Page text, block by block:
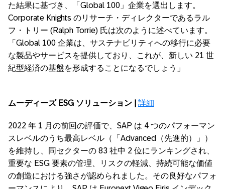
た結果に基づき、「Global 100」企業を選出します。
Corporate Knights のリサーチ・ディレクターであるラル
フ・トリー (Ralph Torrie) 氏は次のように述べています。
「Global 100 企業は、サステナビリティへの移行に必要
な製品やサービスを提供しており、これが、新しい 21 世
紀型経済の基盤を形成することになるでしょう」
ムーディーズESG ソリューション 詳細
2022 年 1 月の前回の評価で、SAP は 4 つのパフォーマン
スレベルのうち最高レベル（「Advanced（先進的）」）
を維持し、同セクターの 83 社中 2 位にランキングされ、
重要な ESG 要素の管理、リスクの軽減、持続可能な価値
の創造における強さが認められました。その良好なパフォ